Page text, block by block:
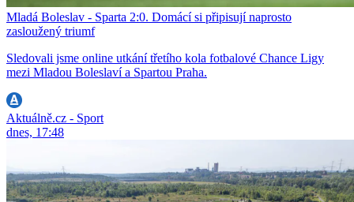
Mladá Boleslav - Sparta 2:0. Domácí si připisují naprosto
zasloužený triumf
Sledovali jsme online utkání třetího kola fotbalové Chance Ligy
mezi Mladou Boleslaví a Spartou Praha.
Aktuálně.cz - Sport
dnes, 17:48